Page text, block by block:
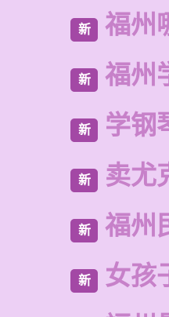
新 福州
新 福州
新 学钢
新 卖尤
新 福州
新
女孩